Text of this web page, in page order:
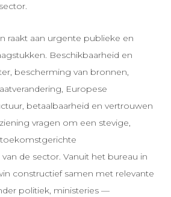
raakt aan urgente publieke en
Beschikbaarheid en
bescherming van bronnen,
Europese
betaalbaarheid en vertrouwen
vragen om een stevige,
de sector. Vanuit het bureau in
constructief samen met relevante
politiek, ministeries —